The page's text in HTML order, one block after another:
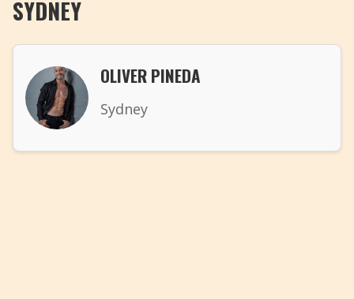
SYDNEY
OLIVER PINEDA
Sydney